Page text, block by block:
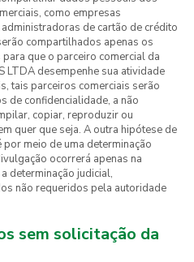
como empresas
de cartão de crédito
compartilhados apenas os
que o parceiro comercial da
LTDA desempenhe sua atividade
tais parceiros comerciais serão
de confidencialidade, a não
copiar, reproduzir ou
quer que seja. A outra hipótese de
meio de uma determinação
ocorrerá apenas na
determinação judicial,
não requeridos pela autoridade
sem solicitação da